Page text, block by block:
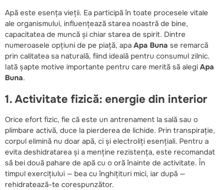
Apă este esența vieții. Ea participă în toate procesele vitale
ale organismului, influențează starea noastră de bine,
capacitatea de muncă și chiar starea de spirit. Dintre
numeroasele opțiuni de pe piață, apa Apa Buna se remarcă
prin calitatea sa naturală, fiind ideală pentru consumul zilnic.
Iată șapte motive importante pentru care merită să alegi Apa
Buna.
1. Activitate fizică: energie din interior
Orice efort fizic, fie că este un antrenament la sală sau o
plimbare activă, duce la pierderea de lichide. Prin transpirație,
corpul elimină nu doar apă, ci și electroliți esențiali. Pentru a
evita deshidratarea și a menține rezistența, este recomandat
să bei două pahare de apă cu o oră înainte de activitate. În
timpul exercițiului — bea cu înghițituri mici, iar după —
rehidratează-te corespunzător.